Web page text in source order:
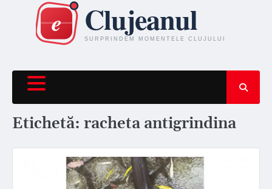
content
Etichetă: racheta antigrindina